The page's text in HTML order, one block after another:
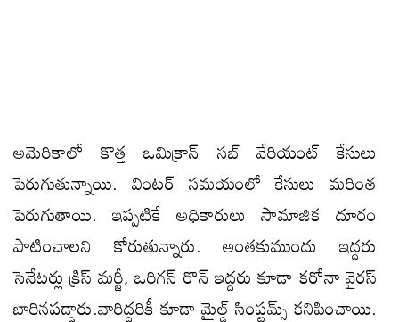
అమెరికాలో కొత్త ఒమిక్రాన్ సబ్ వేరియంట్ కేసులు
పెరుగుతున్నాయి. వింటర్ సమయంలో కేసులు మరింత
పెరుగుతాయి. ఇప్పటికే అధికారులు సామాజిక దూరం
పాటించాలని కోరుతున్నారు. అంతకుముందు ఇద్దరు
సెనేటర్లు క్రిస్ మర్జీ, ఒరిగన్ రొన్ ఇద్దరు కూడా కరోనా వైరస్
బారినపడ్డారు.వారిద్దరికీ కూడా మైల్డ్ సింప్టమ్స్ కనిపించాయి.